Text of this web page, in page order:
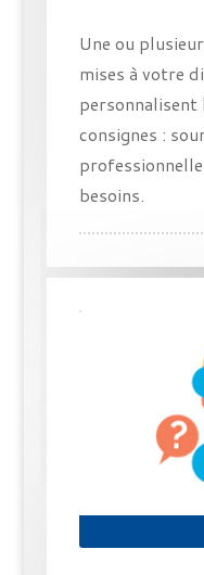
Une ou
mises à votre
personnalisent
consignes :
besoins.